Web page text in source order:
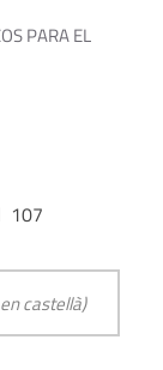
PARA EL
107